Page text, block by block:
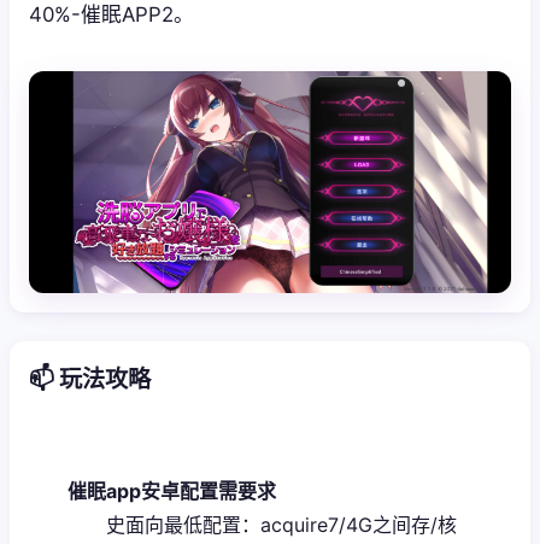
40%-催眠APP2。
📫 玩法攻略
催眠app安卓配置需要求
​史面向最低配置​ ​：acquire7/4G之间存/核